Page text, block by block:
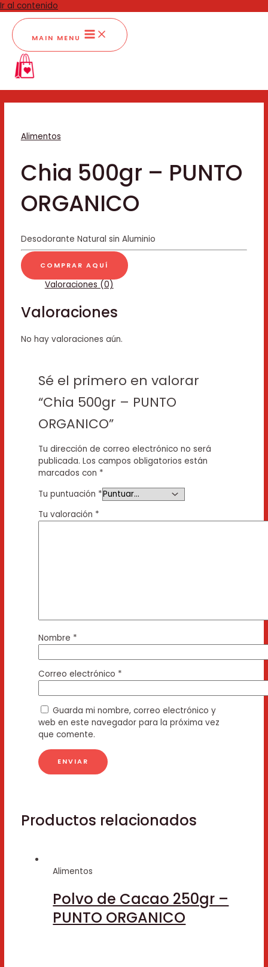
Ir al contenido
MAIN MENU
Alimentos
Chia 500gr – PUNTO
ORGANICO
Desodorante Natural sin Aluminio
COMPRAR AQUÍ
Valoraciones (0)
Valoraciones
No hay valoraciones aún.
Sé el primero en valorar
“Chia 500gr – PUNTO
ORGANICO”
Tu dirección de correo electrónico no será
publicada. Los campos obligatorios están
marcados con *
Tu puntuación *
Tu valoración *
Nombre *
Correo electrónico *
Guarda mi nombre, correo electrónico y
web en este navegador para la próxima vez
que comente.
Productos relacionados
Alimentos
Polvo de Cacao 250gr –
PUNTO ORGANICO